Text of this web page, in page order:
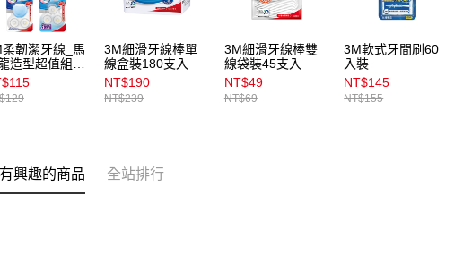
韌潔牙線_馬
造型超值組_
3M細滑牙線棒單
線盒裝180支入
NT$190
NT$239
3M細滑牙線棒雙
線袋裝45支入
NT$49
NT$69
3M軟式牙間刷60
入裝
NT$145
NT$155
興趣的商品 全站排行